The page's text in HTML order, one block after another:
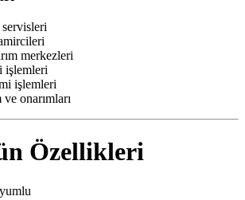
merkezleri
işlemleri
işlemleri
onarımları
Özellikleri